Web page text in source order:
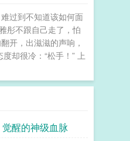
过到不知道该如何面
彤不跟自己走了，怕
开，出滋滋的声响，
却很冷：“松手！” 上
醒的神级血脉